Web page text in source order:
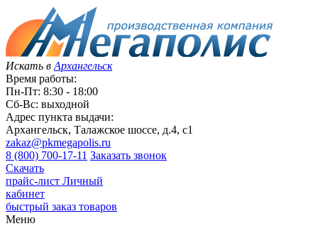
Искать в Архангельск
Время работы:
Пн-Пт: 8:30 - 18:00
Сб-Вс: выходной
Адрес пункта выдачи:
Архангельск, Талажское шоссе, д.4, с1
zakaz@pkmegapolis.ru
8 (800) 700-17-11 Заказать звонок
Скачать
прайс-лист Личный
кабинет
быстрый заказ товаров
Меню